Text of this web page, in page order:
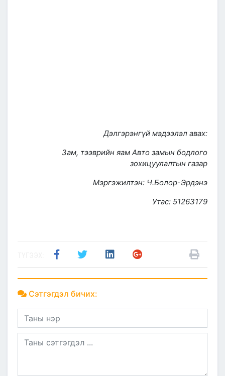
Дэлгэрэнгүй мэдээлэл авах:
Зам, тээврийн яам Авто замын бодлого
зохицуулалтын газар
Мэргэжилтэн: Ч.Болор-Эрдэнэ
Утас: 51263179
Сэтгэгдэл бичих: